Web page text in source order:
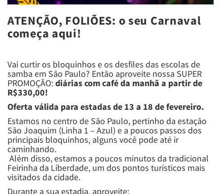
ATENÇÃO, FOLIÕES: o seu Carnaval
começa aqui!
Vai curtir os bloquinhos e os desfiles das escolas de
samba em São Paulo? Então aproveite nossa SUPER
PROMOÇÃO:diárias com café da manhã a partir de
R$330,00!
Oferta válida para estadas de 13 a 18 de fevereiro.
Estamos no centro de São Paulo, pertinho da estação
São Joaquim (Linha 1 – Azul) e a poucos passos dos
principais bloquinhos, alguns você pode até ir
caminhando.
Além disso, estamos a poucos minutos da tradicional
Feirinha da Liberdade, um dos pontos turísticos mais
visitados da cidade.
Durante a sua estadia, aproveite: